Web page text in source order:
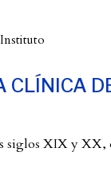
Instituto
CLÍNICA
XIX y XX,